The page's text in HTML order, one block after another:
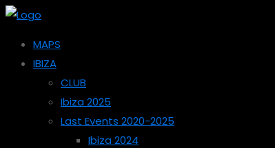
MAPS
IBIZA
CLUB
Ibiza 2025
Last Events 2020-2025
Ibiza 2024